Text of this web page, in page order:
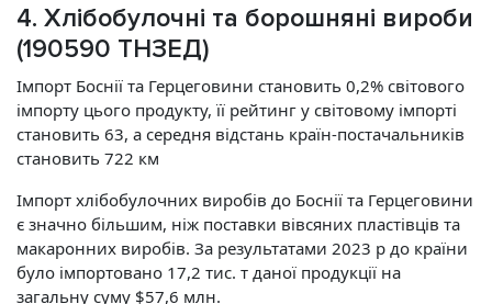
4. Хлібобулочні та борошняні вироби
(190590 ТНЗЕД)
Імпорт Боснії та Герцеговини становить 0,2% світового
імпорту цього продукту, її рейтинг у світовому імпорті
становить 63, а середня відстань країн-постачальників
становить 722 км
Імпорт хлібобулочних виробів до Боснії та Герцеговини
є значно більшим, ніж поставки вівсяних пластівців та
макаронних виробів. За результатами 2023 р до країни
було імпортовано 17,2 тис. т даної продукції на
загальну суму $57,6 млн.